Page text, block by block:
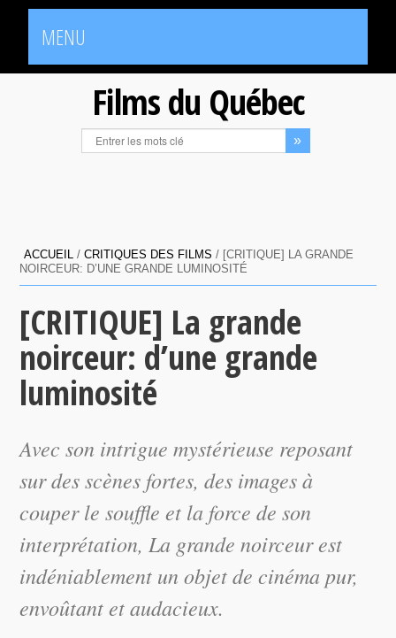
MENU
Films du Québec
ACCUEIL /CRITIQUES DES FILMS / [CRITIQUE] LA GRANDE
NOIRCEUR: D’UNE GRANDE LUMINOSITÉ
[CRITIQUE] La grande
noirceur: d’une grande
luminosité
Avec son intrigue mystérieuse reposant
sur des scènes fortes, des images à
couper le souffle et la force de son
interprétation, La grande noirceurest
indéniablement un objet de cinéma pur,
envoûtant et audacieux.